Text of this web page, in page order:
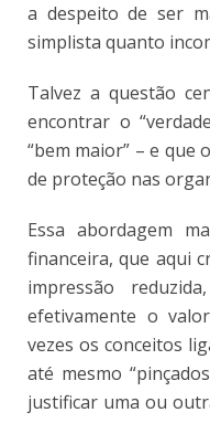
a despeito de ser
simplista quanto
Talvez a questão
encontrar o
“bem maior” – e que
de proteção nas
Essa abordagem
financeira, que aqui
impressão
efetivamente o
vezes os conceitos
até mesmo
justificar uma ou